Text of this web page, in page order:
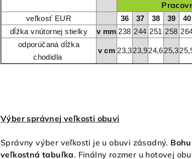
veľkosť EUR 36 37 38 39 40
dĺžka vnútornej stielky
v mm 238 244 251 258
odporúčaná dĺžka
chodidla
v cm 23,323,924,625,3
Výber správnej veľkosti obuvi
Správny výber veľkosti je u obuvi zásadný.
veľkostná tabuľka. Finálny rozmer u hotovej